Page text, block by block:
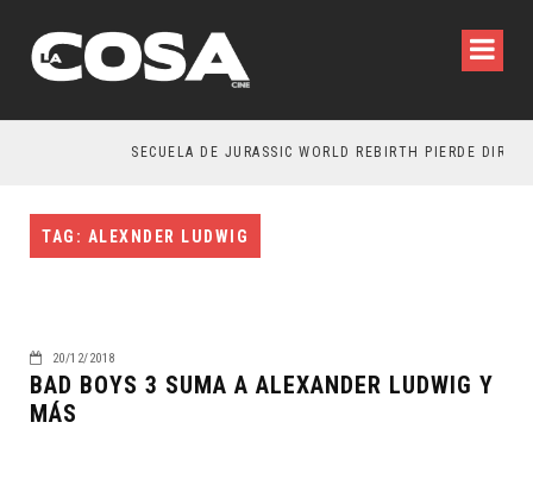
SECUELA DE JURASSIC WORLD REBIRTH PIERDE
TAG: ALEXNDER LUDWIG
20/12/2018
BAD BOYS 3 SUMA A ALEXANDER LUDWIG Y
MÁS